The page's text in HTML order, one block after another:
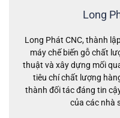
Long
Long Phát CNC, thành
máy chế biến gỗ chất
thuật và xây dựng mối
tiêu chí chất lượng
thành đối tác đáng tin
của các nhà